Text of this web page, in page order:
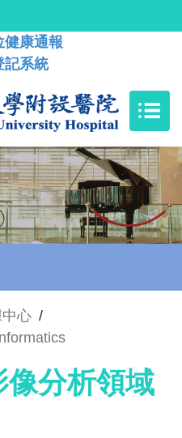
健康通報
記系統
心 /
像分析領域